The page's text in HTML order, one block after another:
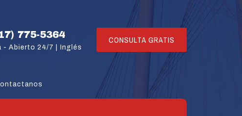
775-5364
- Abierto 24/7 | Inglés
CONSULTA GRATIS